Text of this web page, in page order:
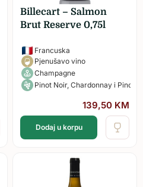
Billecart – Salmon
Brut Reserve 0,75l
Francuska
Pjenušavo vino
Champagne
Pinot Noir, Chardonnay i Pinot
139,50 KM
Dodaj u korpu